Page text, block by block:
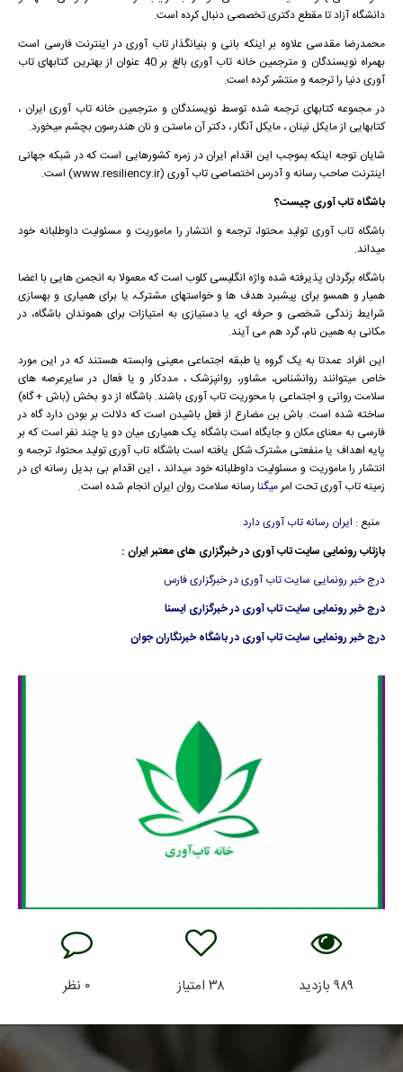
دانشگاه آزاد تا مقطع دکتری تخصصی دنبال کرده است.
محمدرضا مقدسی علاوه بر اینکه بانی و بنیانگذار تاب آوری در اینترنت فارسی است
بهمراه نویسندگان و مترجمین خانه تاب آوری بالغ بر 40 عنوان از بهترین کتابهای تاب
آوری دنیا را ترجمه و منتشر کرده است.
در مجموعه کتابهای ترجمه شده توسط نویسندگان و مترجمین خانه تاب آوری ایران ،
کتابهایی از مایکل نینان ، مایکل آنگار ، دکتر آن ماستن و نان هندرسون بچشم میخورد.
شایان توجه اینکه بموجب این اقدام ایران در زمره کشورهایی است که در شبکه جهانی
اینترنت صاحب رسانه و آدرس اختصاصی تاب آوری (www.resiliency.ir) است.
باشگاه تاب آوری چیست؟
باشگاه تاب آوری تولید محتوا، ترجمه و انتشار را ماموریت و مسئولیت داوطلبانه خود
میداند.
باشگاه برگردان پذیرفته شده واژه انگلیسی کلوب است که معمولا به انجمن هایی با اعضا
همیار و همسو برای پیشبرد هدف ها و خواستهای مشترک، یا برای همیاری و بهسازی
شرایط زندگی شخصی و حرفه ای، یا دستیازی به امتیازات برای هموندان باشگاه، در
مکانی به همین نام، گرد هم می آیند.
این افراد عمدتا به یک گروه یا طبقه اجتماعی معینی وابسته هستند که در این مورد
خاص میتوانند روانشناس، مشاور، روانپزشک ، مددکار و یا فعال در سایرعرصه های
سلامت روانی و اجتماعی با محوریت تاب آوری باشند. باشگاه از دو بخش (باش + گاه)
ساخته شده است. باش بن مضارع از فعل باشیدن است که دلالت بر بودن دارد گاه در
فارسی به معنای مکان و جایگاه است باشگاه یک همیاری میان دو یا چند نفر است که بر
پایه اهداف یا منفعتی مشترک شکل یافته است باشگاه تاب آوری تولید محتوا، ترجمه و
انتشار را ماموریت و مسئولیت داوطلبانه خود میداند ، این اقدام بی بدیل رسانه ای در
زمینه تاب آوری تحت امرمیگنا رسانه سلامت روان ایران انجام شده است.
منبع : ایران رسانه تاب آوری دارد
بازتاب رونمایی سایت تاب آوری در خبرگزاری های معتبر ایران :
درج خبر رونمایی سایت تاب آوری در خبرگزاری فارس
درج خبر رونمایی سایت تاب آوری در خبرگزاری ایسنا
درج خبر رونمایی سایت تاب آوری در باشگاه خبرنگاران جوان
۹۸۹بازدید ۳۸امتیاز ۰ نظر